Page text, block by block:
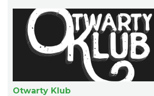
Otwarty Klub